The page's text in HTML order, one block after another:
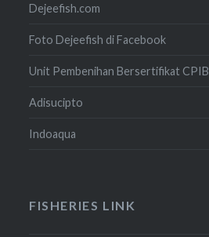
Dejeefish.com
Foto Dejeefish di Facebook
Unit Pembenihan Bersertifikat CPIB
Adisucipto
Indoaqua
FISHERIES LINK